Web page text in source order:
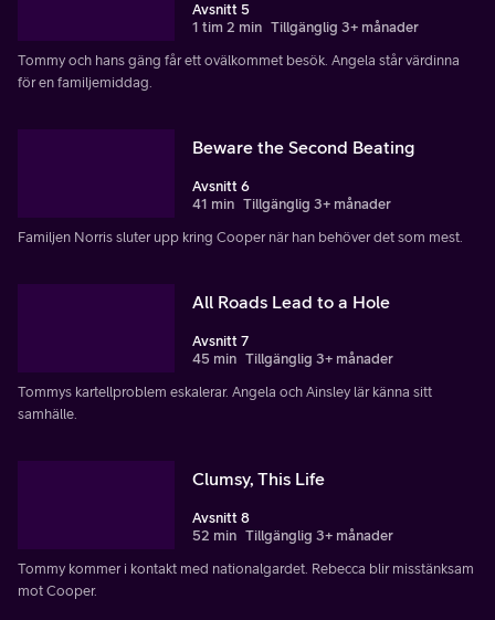
Avsnitt 5
1 tim 2 min Tillgänglig 3+ månader
Tommy och hans gäng får ett ovälkommet besök. Angela står värdinna
för en familjemiddag.
Beware the Second Beating
Avsnitt 6
41 min Tillgänglig 3+ månader
Familjen Norris sluter upp kring Cooper när han behöver det som mest.
All Roads Lead to a Hole
Avsnitt 7
45 min Tillgänglig 3+ månader
Tommys kartellproblem eskalerar. Angela och Ainsley lär känna sitt
samhälle.
Clumsy, This Life
Avsnitt 8
52 min Tillgänglig 3+ månader
Tommy kommer i kontakt med nationalgardet. Rebecca blir misstänksam
mot Cooper.